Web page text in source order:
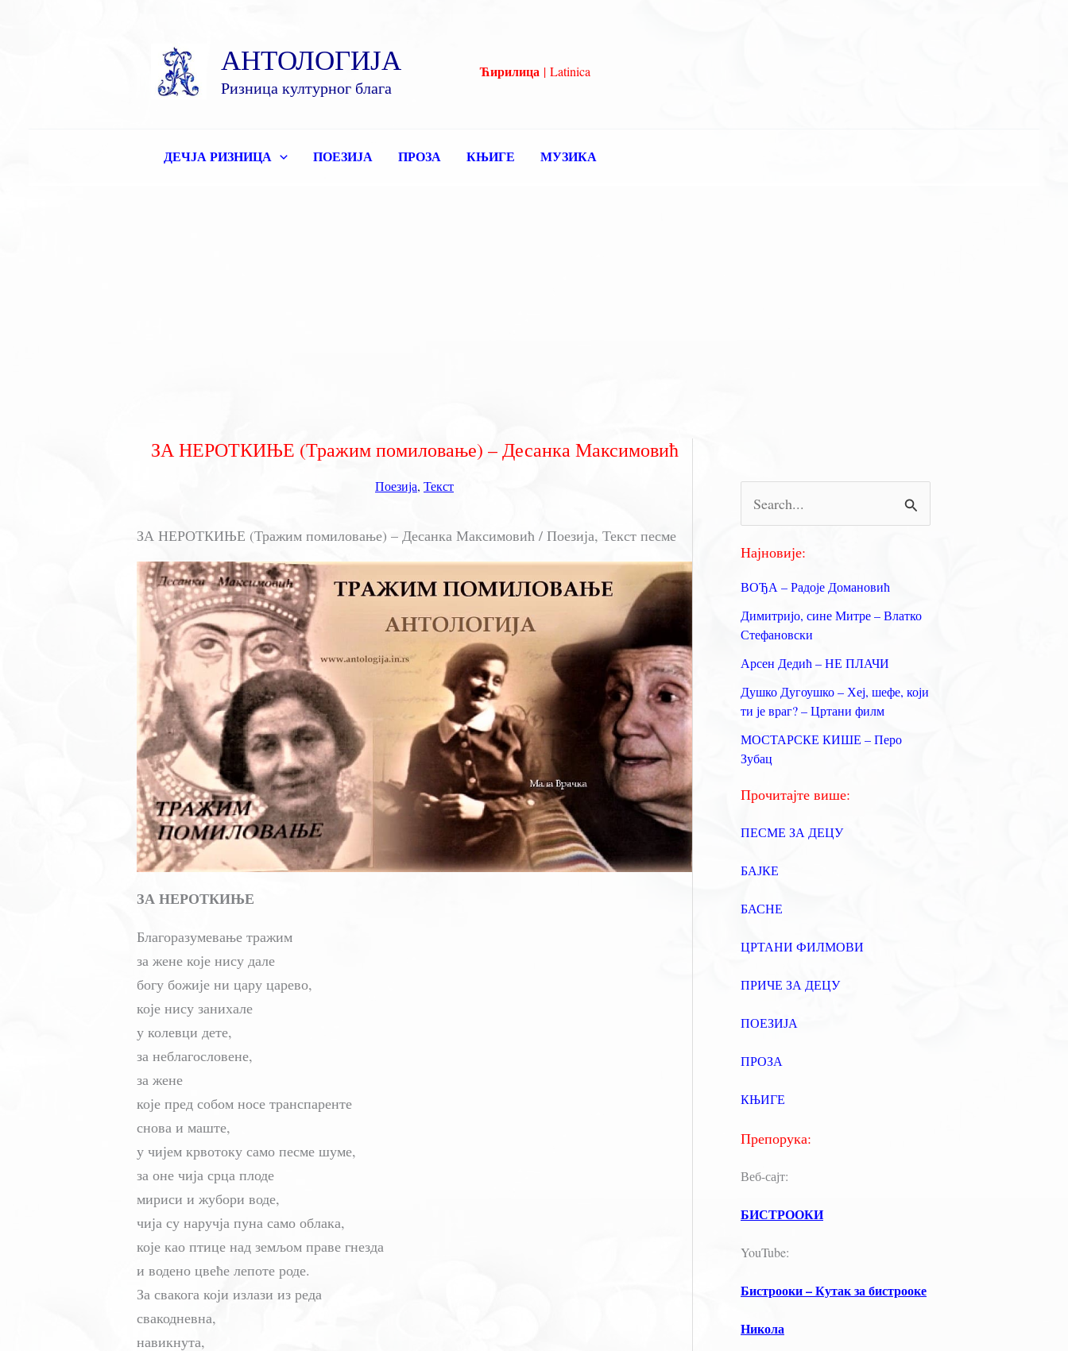
АНТОЛОГИЈА
Ризница културног блага
Ћирилица | Latinica
ДЕЧЈА РИЗНИЦА ПОЕЗИЈА ПРОЗА КЊИГЕ МУЗИКА
ЗА НЕРОТКИЊЕ (Тражим помиловање) – Десанка Максимовић
Поезија, Текст
ЗА НЕРОТКИЊЕ (Тражим помиловање) – Десанка Максимовић / Поезија, Текст песме
ЗА НЕРОТКИЊЕ
Благоразумевање тражим
за жене које нису дале
богу божије ни цару царево,
које нису занихале
у колевци дете,
за неблагословене,
за жене
које пред собом носе транспаренте
снова и маште,
у чијем крвотоку само песме шуме,
за оне чија срца плоде
мириси и жубори воде,
чија су наручја пуна само облака,
које као птице над земљом праве гнезда
и водено цвеће лепоте роде.
За свакога који излази из реда
свакодневна,
навикнута,
р
а
а
з
:
Најновије:
ВОЂА – Радоје Домановић
Димитријо, сине Митре – Влатко
Стефановски
Арсен Дедић – НЕ ПЛАЧИ
Душко Дугоушко – Хеј, шефе, који
ти је враг? – Цртани филм
МОСТАРСКЕ КИШЕ – Перо
Зубац
Прочитајте више:
ПЕСМЕ ЗА ДЕЦУ
БАЈКЕ
БАСНЕ
ЦРТАНИ ФИЛМОВИ
ПРИЧЕ ЗА ДЕЦУ
ПОЕЗИЈА
ПРОЗА
КЊИГЕ
Препорука:
Веб-сајт:
БИСТРООКИ
YouTube:
Бистрооки – Кутак за бистрооке
Никола